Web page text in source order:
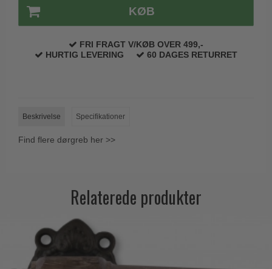
KØB
FRI FRAGT V/KØB OVER 499,-
HURTIG LEVERING
60 DAGES RETURRET
Beskrivelse Specifikationer
Find flere dørgreb her >>
Relaterede produkter